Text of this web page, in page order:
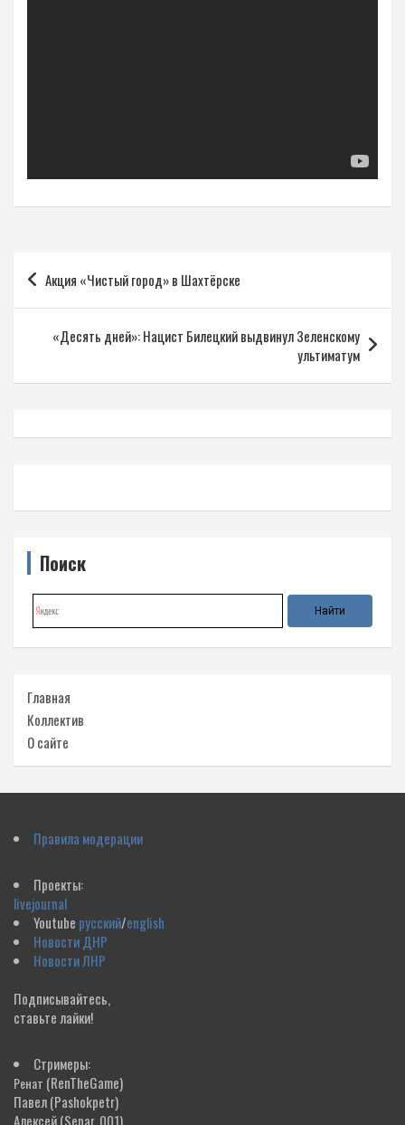
Навигация
по
записям
Акция «Чистый город» в Шахтёрске
«Десять дней»: Нацист Билецкий выдвинул Зеленскому
ультиматум
Поиск
Главная
Коллектив
О сайте
Правила модерации
Проекты:
livejournal
Youtube русский/english
Новости ДНР
Новости ЛНР
Подписывайтесь,
ставьте лайки!
Стримеры:
Ренат (RenTheGame)
Павел(Pashokpetr)
Алексей(Separ_001)